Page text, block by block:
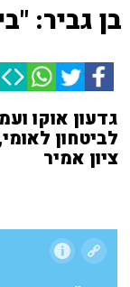
בן גביר:
גדעון אוקו
לביטחון
ציון אמיר